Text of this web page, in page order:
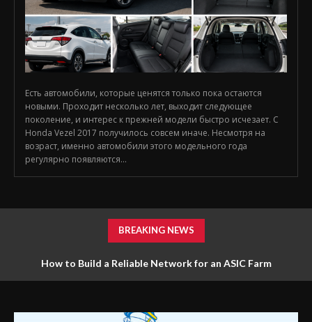
Есть автомобили, которые ценятся только пока остаются
новыми. Проходит несколько лет, выходит следующее
поколение, и интерес к прежней модели быстро исчезает. С
Honda Vezel 2017 получилось совсем иначе. Несмотря на
возраст, именно автомобили этого модельного года
регулярно появляются...
BREAKING NEWS
How to Build a Reliable Network for an ASIC Farm